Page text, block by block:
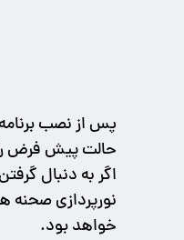
پس از نصب
حالت پیش فرض
اگر به دنبال
خواهد بود.